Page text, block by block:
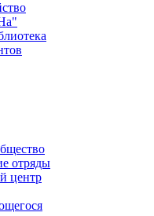
отряды
центр